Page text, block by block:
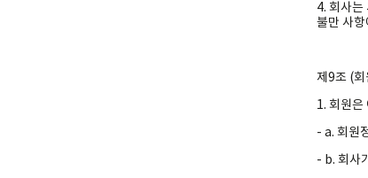
4. 회사는
불만 사
제9조 (회
1. 회원은
- a. 회원
- b. 회사